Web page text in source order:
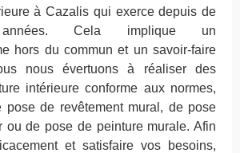
à Cazalis qui exerce depuis de
années. Cela implique un
hors du commun et un savoir-faire
nous évertuons à réaliser des
intérieure conforme aux normes,
pose de revêtement mural, de pose
ou de pose de peinture murale. Afin
et satisfaire vos besoins,